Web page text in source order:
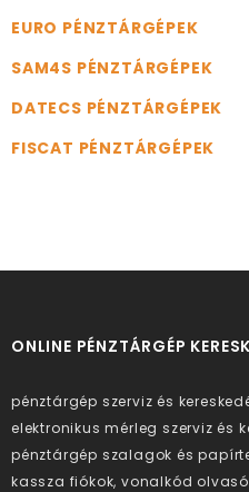
EURO PÉNZTÁRGÉPEK
SAM4S PÉNZTÁRGÉPEK
DATECS PÉNZTÁRGÉPEK
FISCAT PÉNZTÁRGÉPEK
ONLINE PÉNZTÁRGÉP
pénztárgép szerviz és
elektronikus mérleg szerviz és
pénztárgép szalagok és
kassza fiókok, vonalkód